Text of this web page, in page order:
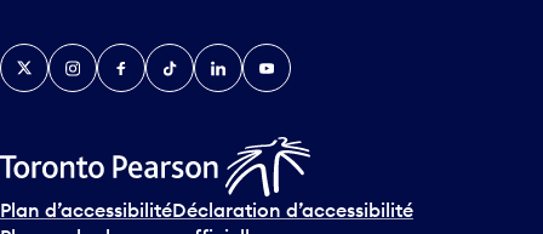
TwitterInstagramFacebook
TikTokLinkedInYouTube
Plan d’accessibilitéDéclaration d’accessibilité